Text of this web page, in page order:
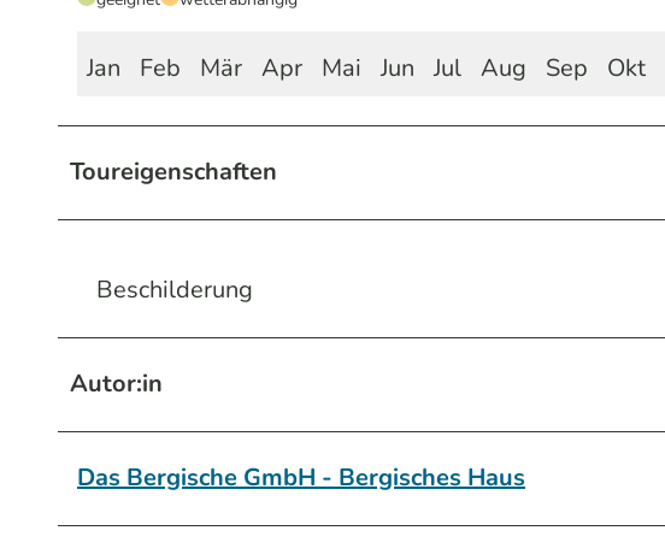
Jan Feb Mär Apr Mai Jun Jul Aug Sep Okt
Toureigenschaften
Beschilderung
Autor:in
Das Bergische GmbH - Bergisches Haus